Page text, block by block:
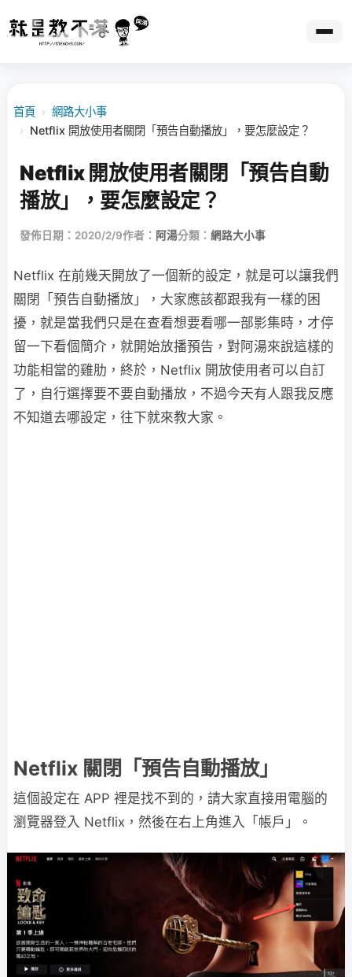
首頁 › 網路大小事
› Netflix 開放使用者關閉「預告自動播放」，要怎麼設定？
Netflix 開放使用者關閉「預告自動
播放」，要怎麼設定？
發佈日期：2020/2/9作者： 阿湯分類： 網路大小事
Netflix 在前幾天開放了一個新的設定，就是可以讓我們
關閉「預告自動播放」，大家應該都跟我有一樣的困
擾，就是當我們只是在查看想要看哪一部影集時，才停
留一下看個簡介，就開始放播預告，對阿湯來說這樣的
功能相當的雞肋，終於，Netflix 開放使用者可以自訂
了，自行選擇要不要自動播放，不過今天有人跟我反應
不知道去哪設定，往下就來教大家。
Netflix 關閉「預告自動播放」
這個設定在 APP 裡是找不到的，請大家直接用電腦的
瀏覽器登入 Netflix，然後在右上角進入「帳戶」。